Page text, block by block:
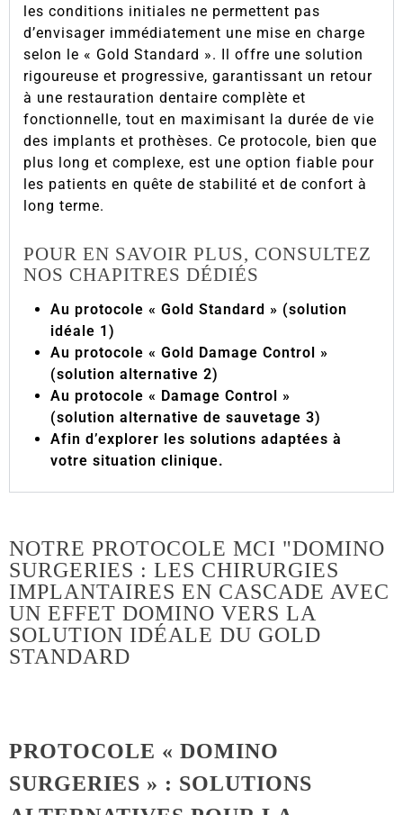
les conditions initiales ne permettent pas
d’envisager immédiatement une mise en charge
selon le « Gold Standard ». Il offre une solution
rigoureuse et progressive, garantissant un retour
à une restauration dentaire complète et
fonctionnelle, tout en maximisant la durée de vie
des implants et prothèses. Ce protocole, bien que
plus long et complexe, est une option fiable pour
les patients en quête de stabilité et de confort à
long terme.
POUR EN SAVOIR PLUS, CONSULTEZ
NOS CHAPITRES DÉDIÉS
Au protocole « Gold Standard » (solution
idéale 1)
Au protocole « Gold Damage Control »
(solution alternative 2)
Au protocole « Damage Control »
(solution alternative de sauvetage 3)
Afin d’explorer les solutions adaptées à
votre situation clinique.
NOTRE PROTOCOLE MCI "DOMINO
SURGERIES : LES CHIRURGIES
IMPLANTAIRES EN CASCADE AVEC
UN EFFET DOMINO VERS LA
SOLUTION IDÉALE DU GOLD
STANDARD
PROTOCOLE « DOMINO
SURGERIES » : SOLUTIONS